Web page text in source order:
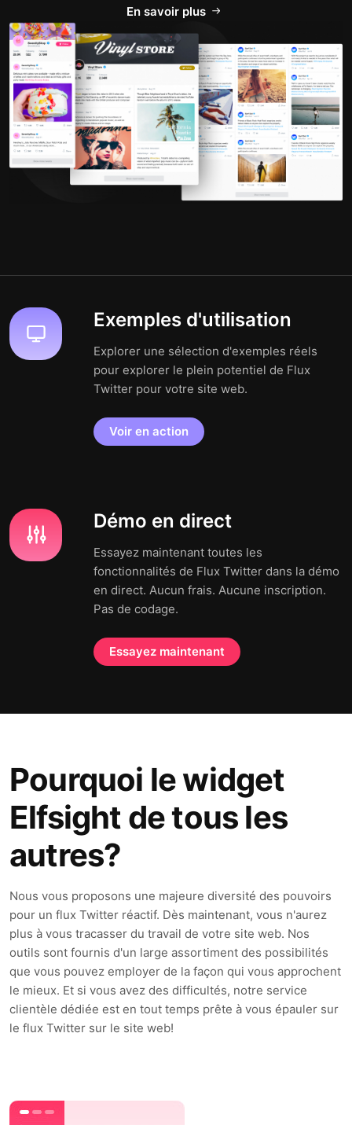
En savoir plus
Exemples d'utilisation
Explorer une sélection d'exemples réels
pour explorer le plein potentiel de Flux
Twitter pour votre site web.
Voir en action
Démo en direct
Essayez maintenant toutes les
fonctionnalités de Flux Twitter dans la démo
en direct. Aucun frais. Aucune inscription.
Pas de codage.
Essayez maintenant
Pourquoi le widget
Elfsight de tous les
autres?
Nous vous proposons une majeure diversité des pouvoirs
pour un flux Twitter réactif. Dès maintenant, vous n'aurez
plus à vous tracasser du travail de votre site web. Nos
outils sont fournis d'un large assortiment des possibilités
que vous pouvez employer de la façon qui vous approchent
le mieux. Et si vous avez des difficultés, notre service
clientèle dédiée est en tout temps prête à vous épauler sur
le flux Twitter sur le site web!